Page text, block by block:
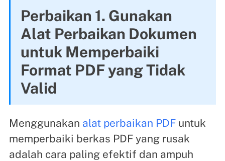
Perbaikan 1. Gunakan
Alat Perbaikan Dokumen
untuk Memperbaiki
Format PDF yang Tidak
Valid
Menggunakan alat perbaikan PDFuntuk
memperbaiki berkas PDF yang rusak
adalah cara paling efektif dan ampuh